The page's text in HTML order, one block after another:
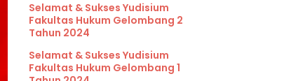
Selamat & Sukses Yudisium
Fakultas Hukum Gelombang 2
Tahun 2024
Selamat & Sukses Yudisium
Fakultas Hukum Gelombang 1